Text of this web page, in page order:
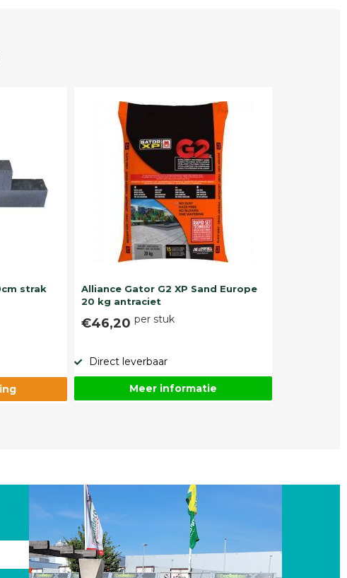
strak
Alliance Gator G2 XP Sand Europe
20 kg antraciet
€46,20 per stuk
Direct leverbaar
Meer informatie